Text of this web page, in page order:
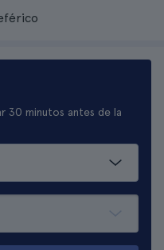
30 minutos antes de la